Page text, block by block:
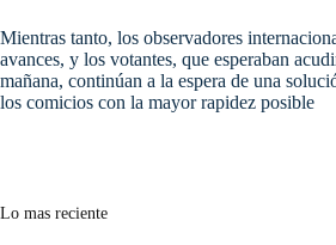
Mientras tanto, los observadores
avances, y los votantes, que esperaban
mañana, continúan a la espera de una
los comicios con la mayor rapidez posible
Lo mas reciente